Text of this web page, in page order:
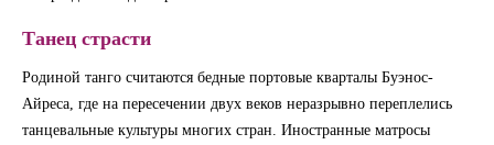
Танец страсти
Родиной танго считаются бедные портовые кварталы Буэнос-
Айреса, где на пересечении двух веков неразрывно переплелись
танцевальные культуры многих стран. Иностранные матросы